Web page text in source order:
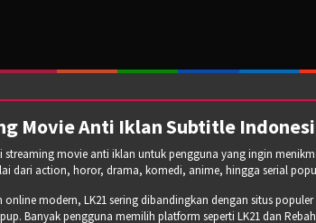
Movie Anti Iklan Subtitle
streaming movie anti iklan untuk pengguna yang ingin
dari action, horor, drama, komedi, anime, hingga serial
modern, LK21 sering dibandingkan dengan situs populer
Banyak pengguna memilih platform seperti LK21 dan